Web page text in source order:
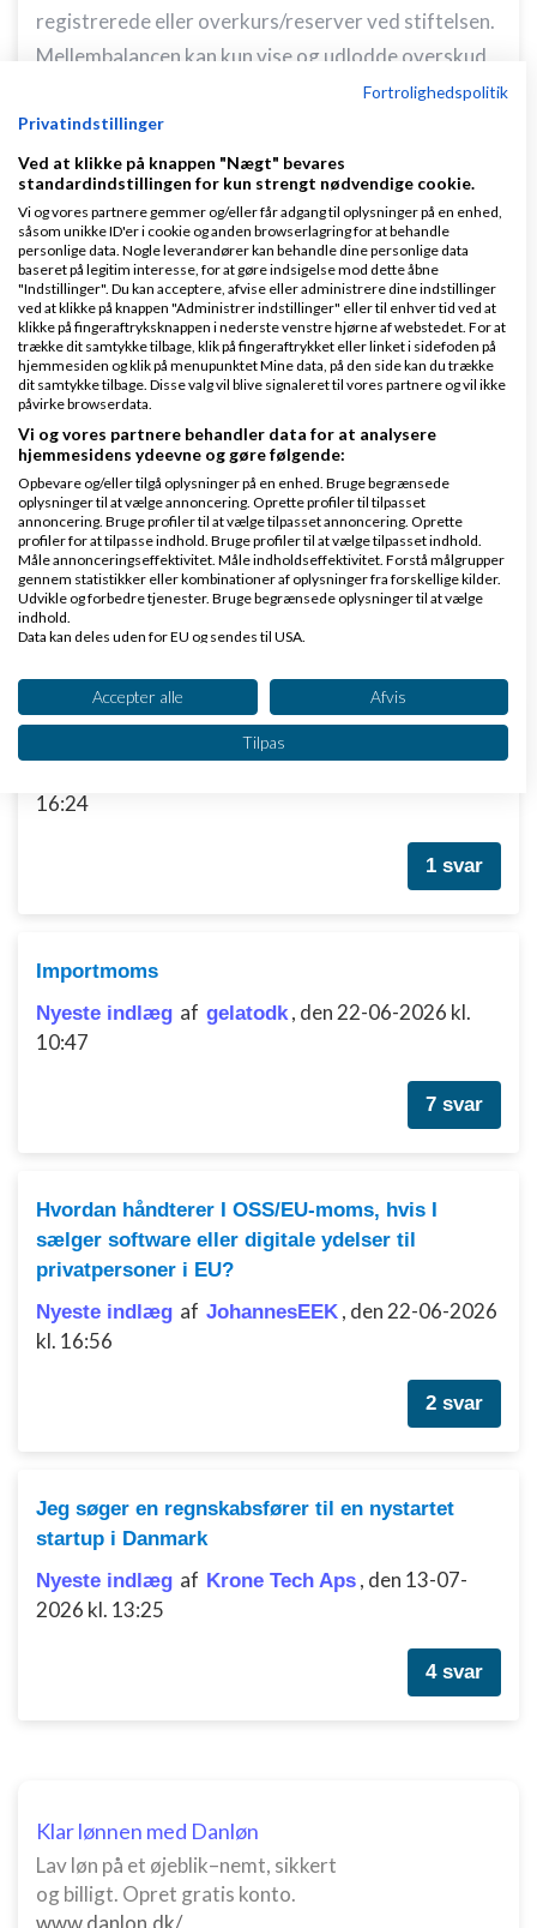
registrerede eller overkurs/reserver ved stiftelsen.
Mellembalancen kan kun vise og udlodde overskud,
der er optjent efter stiftelsesdatoen (1/1-2026).
holding må låne penge af drift . Mod lånedokument
og markedsrente
vh John Hannover
Svar
Venligst John Hannover - Gode råd på Ivæksætter bloggen
Side 1 ud af 1 (5 indlæg)
Tilbage til toppen
Bogføring, regnskab, moms, skat m.m.
Ratepension og B-indkomst
16:24
1 svar
Importmoms
Nyeste indlæg af gelatodk , den 22-06-2026 kl.
10:47
7 svar
Hvordan håndterer I OSS/EU-moms, hvis I
sælger software eller digitale ydelser til
privatpersoner i EU?
Nyeste indlæg af JohannesEEK , den 22-06-2026
kl. 16:56
2 svar
Jeg søger en regnskabsfører til en nystartet
startup i Danmark
Nyeste indlæg af Krone Tech Aps , den 13-07-
2026 kl. 13:25
4 svar
Klar lønnen med Danløn
Lav løn på et øjeblik–nemt, sikkert
og billigt. Opret gratis konto.
www.danlon.dk/
Fortrolighedspolitik
Privatindstillinger
Ved at klikke på knappen "Nægt" bevares
standardindstillingen for kun strengt nødvendige cookie.
Vi og vores partnere gemmer og/eller får adgang til oplysninger på en enhed,
såsom unikke ID'er i cookie og anden browserlagring for at behandle
personlige data. Nogle leverandører kan behandle dine personlige data
baseret på legitim interesse, for at gøre indsigelse mod dette åbne
"Indstillinger". Du kan acceptere, afvise eller administrere dine indstillinger
ved at klikke på knappen "Administrer indstillinger" eller til enhver tid ved at
klikke på fingeraftryksknappen i nederste venstre hjørne af webstedet. For at
trække dit samtykke tilbage, klik på fingeraftrykket eller linket i sidefoden på
hjemmesiden og klik på menupunktet Mine data, på den side kan du trække
dit samtykke tilbage. Disse valg vil blive signaleret til vores partnere og vil ikke
påvirke browserdata.
Vi og vores partnere behandler data for at analysere
hjemmesidens ydeevne og gøre følgende:
Opbevare og/eller tilgå oplysninger på en enhed. Bruge begrænsede
oplysninger til at vælge annoncering. Oprette profiler til tilpasset
annoncering. Bruge profiler til at vælge tilpasset annoncering. Oprette
profiler for at tilpasse indhold. Bruge profiler til at vælge tilpasset indhold.
Måle annonceringseffektivitet. Måle indholdseffektivitet. Forstå målgrupper
gennem statistikker eller kombinationer af oplysninger fra forskellige kilder.
Udvikle og forbedre tjenester. Bruge begrænsede oplysninger til at vælge
indhold.
Data kan deles uden for EU og sendes til USA.
Se partnerliste (2 IAB-leverandører)
Vi bruger dine data til følgende formål:
IAB's behandlingsformål:
Opbevare og/eller tilgå oplysninger på en
enhed
Bruge profiler til at vælge tilpasset
annoncering
Oprette profiler for at tilpasse indhold
Måle indholdseffektivitet
Forstå målgrupper gennem statistikker eller
kombinationer af oplysninger fra forskellige
Udvikle og forbedre tjenester
placeringsoplysninger
Identificere enheder baseret på aktivt
anmodede oplysninger
Ikke-IAB-behandlingsformål:
Accepter alle Afvis
Tilpas